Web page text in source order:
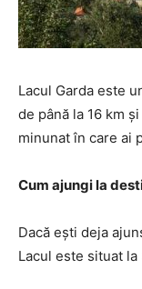
Lacul Garda este
de până la 16 km
minunat în care ai
Cum ajungi la
Dacă ești deja
Lacul este situat